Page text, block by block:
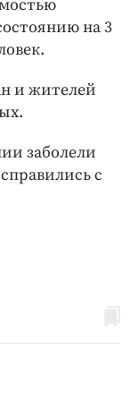
на 3
и жителей
заболели
с